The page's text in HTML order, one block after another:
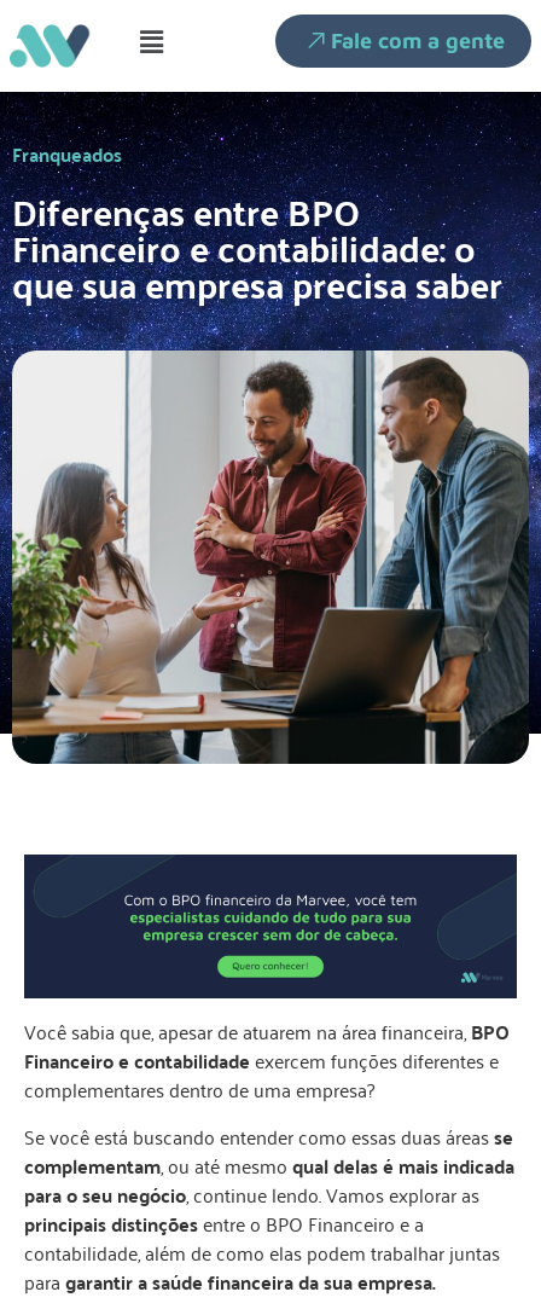
Fale com a gente
Franqueados
Diferenças entre BPO
Financeiro e contabilidade: o
que sua empresa precisa saber
Você sabia que, apesar de atuarem na área financeira,BPO
Financeiro e contabilidadeexercem funções diferentes e
complementares dentro de uma empresa?
Se você está buscando entender como essas duas áreasse
complementam, ou até mesmoqual delas é mais indicada
para o seu negócio, continue lendo. Vamos explorar as
principais distinçõesentre o BPO Financeiro e a
contabilidade, além de como elas podem trabalhar juntas
paragarantir a saúde financeira da sua empresa.